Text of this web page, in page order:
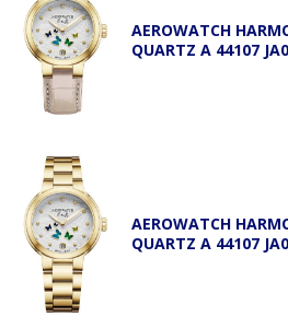
AEROWATCH
QUARTZ A 44107
AEROWATCH
QUARTZ A 44107